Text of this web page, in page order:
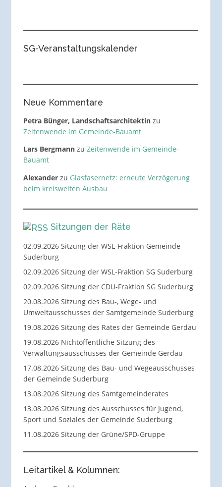
SG-Veranstaltungskalender
Neue Kommentare
Petra Bünger, Landschaftsarchitektinzu
Zeitenwende im Gemeinde-Bauamt
Lars Bergmannzu Zeitenwende im Gemeinde-
Bauamt
Alexanderzu Glasfasernetz: erneute Verzögerung
beim kreisweiten Ausbau
Sitzungen der Räte
02.09.2026 Sitzung der WSL-Fraktion Gemeinde
Suderburg
02.09.2026 Sitzung der WSL-Fraktion SG Suderburg
02.09.2026 Sitzung der CDU-Fraktion SG Suderburg
20.08.2026 Sitzung des Bau-, Wege- und
Umweltausschusses der Samtgemeinde Suderburg
19.08.2026 Sitzung des Rates der Gemeinde Gerdau
19.08.2026 Nichtöffentliche Sitzung des
Verwaltungsausschusses der Gemeinde Gerdau
17.08.2026 Sitzung des Bau- und Wegeausschusses
der Gemeinde Suderburg
13.08.2026 Sitzung des Samtgemeinderates
13.08.2026 Sitzung des Ausschusses für Jugend,
Sport und Soziales der Gemeinde Suderburg
11.08.2026 Sitzung der Grüne/SPD-Gruppe
Leitartikel & Kolumnen: